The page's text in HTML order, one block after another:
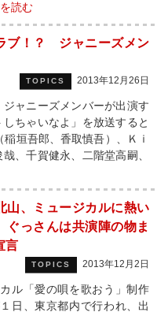
読む
ブ！？ ジャニーズメン
TOPICS 2013年12月26日
ャニーズメンバーが出演す
ちゃいなよ」を放送すると
垣吾郎、香取慎吾）、Ｋｉ
、千賀健永、二階堂高嗣、
山、ミュージカルに熱い
っさんは共演陣の物ま
言
TOPICS 2013年12月2日
ル「愛の唄を歌おう」制作
日、東京都内で行われ、出